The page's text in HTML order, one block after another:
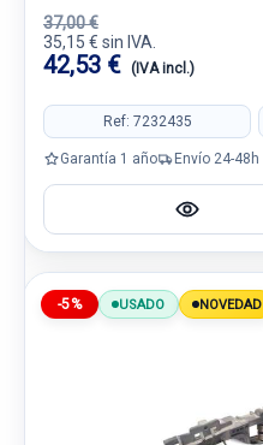
37,00 €
35,15 € sin IVA.
42,53 € (IVA incl.)
Ref: 7232435
Garantía 1 año Envío 24-48h
-5% USADO NOVEDAD